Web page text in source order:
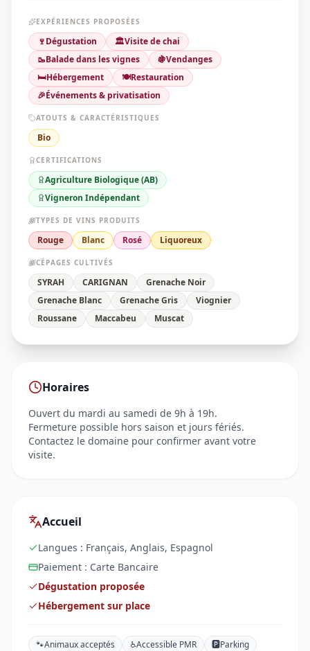
EXPÉRIENCES PROPOSÉES
🍷Dégustation 🏛️Visite de chai
🥾Balade dans les vignes 🍇Vendanges
🛏️Hébergement 🍽️Restauration
🎉Événements & privatisation
ATOUTS & CARACTÉRISTIQUES
Bio
CERTIFICATIONS
Agriculture Biologique (AB)
Vigneron Indépendant
TYPES DE VINS PRODUITS
Rouge Blanc Rosé Liquoreux
CÉPAGES CULTIVÉS
SYRAH CARIGNAN
Grenache Noir
Grenache Blanc
Grenache Gris
Viognier
Roussane
Maccabeu Muscat
Horaires
Ouvert du mardi au samedi de 9h à 19h.
Fermeture possible hors saison et jours fériés.
Contactez le domaine pour confirmer avant votre
visite.
Accueil
Langues : Français, Anglais, Espagnol
Paiement : Carte Bancaire
Dégustation proposée
Hébergement sur place
🐾Animaux acceptés ♿Accessible PMR 🅿️Parking